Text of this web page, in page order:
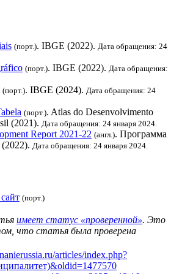
(порт.). IBGE (2022). Дата обращения: 24
(порт.). IBGE (2022). Дата обращения:
(порт.). IBGE (2024). Дата обращения: 24
(порт.). Atlas do Desenvolvimento
(2021). Дата обращения: 24 января 2024.
Report 2021-22 (англ.). Программа
(2022). Дата обращения: 24 января 2024.
(порт.)
имеет статус «проверенной». Это
что статья была проверена
articles/index.php?